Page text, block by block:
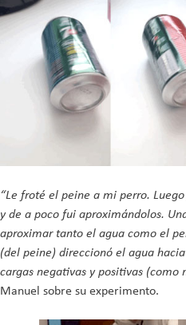
“Le froté el peine a mi perro.
y de a poco fui aproximándolos.
aproximar tanto el agua como el
(del peine) direccionó el agua
cargas negativas y positivas (como
Manuel sobre su experimento.